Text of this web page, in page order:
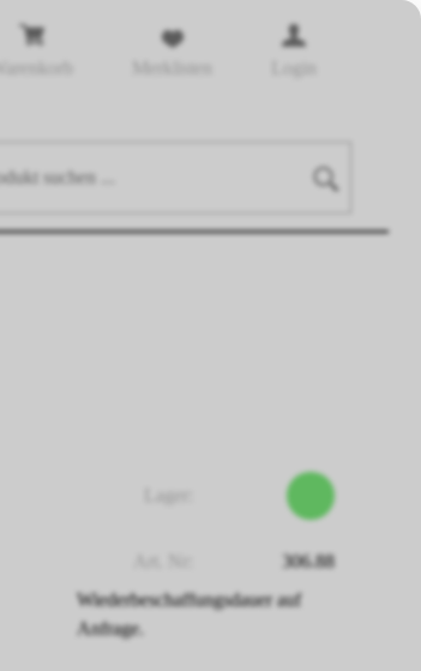
306.88
Wiederbeschaffungsdauer auf
Anfrage.